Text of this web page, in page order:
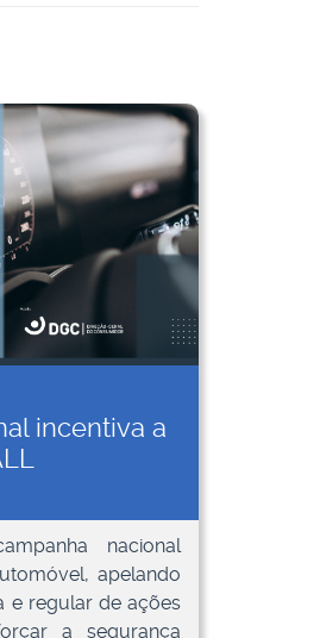
incentiva a
nacional
apelando
e regular de ações
a segurança